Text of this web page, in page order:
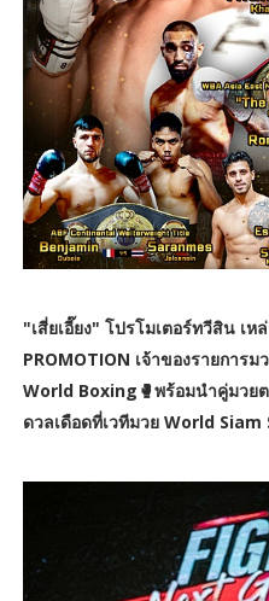
"เสี่ยเอี๊ยง" โปรโมเตอร์ทวีสิน เ
PROMOTION เจ้าของรายการ
World Boxing🥊พร้อมนำคู่มวย
ดวลเดือดที่เวทีมวย World